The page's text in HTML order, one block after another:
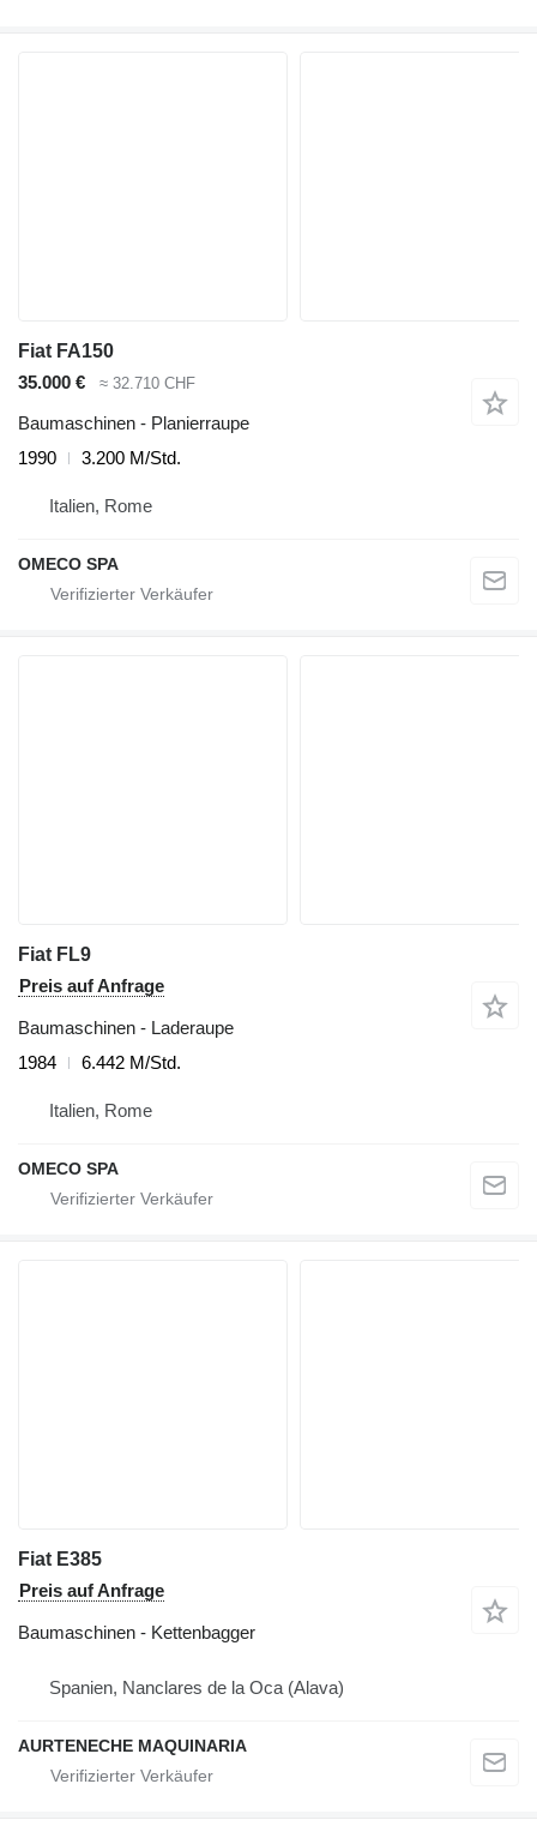
Fiat FA150
35.000 €
≈ 32.710 CHF
Baumaschinen - Planierraupe
1990
3.200 M/Std.
Italien, Rome
OMECO SPA
Fiat FL9
Preis auf Anfrage
Baumaschinen - Laderaupe
1984
6.442 M/Std.
Italien, Rome
OMECO SPA
Fiat E385
Preis auf Anfrage
Baumaschinen - Kettenbagger
Spanien, Nanclares de la Oca (Alava)
AURTENECHE MAQUINARIA